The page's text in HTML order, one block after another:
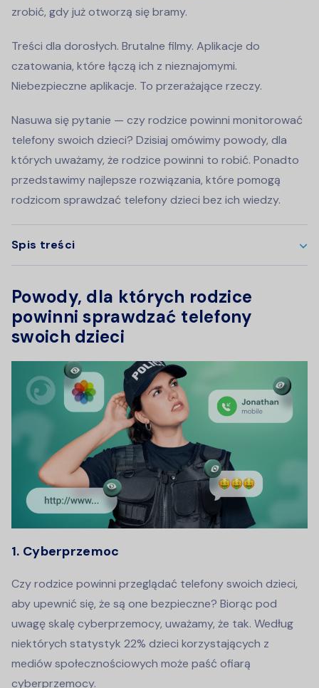
zrobić, gdy już otworzą się bramy.
Treści dla dorosłych. Brutalne filmy. Aplikacje do
czatowania, które łączą ich z nieznajomymi.
Niebezpieczne aplikacje. To przerażające rzeczy.
Nasuwa się pytanie — czy rodzice powinni monitorować
telefony swoich dzieci? Dzisiaj omówimy powody, dla
których uważamy, że rodzice powinni to robić. Ponadto
przedstawimy najlepsze rozwiązania, które pomogą
rodzicom sprawdzać telefony dzieci bez ich wiedzy.
Spis treści
Powody, dla których rodzice
powinni sprawdzać telefony
swoich dzieci
1. Cyberprzemoc
Czy rodzice powinni przeglądać telefony swoich dzieci,
aby upewnić się, że są one bezpieczne? Biorąc pod
uwagę skalę cyberprzemocy, uważamy, że tak. Według
niektórych statystyk 22% dzieci korzystających z
mediów społecznościowych może paść ofiarą
cyberprzemocy.